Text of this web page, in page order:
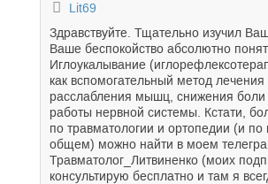
Lit69
Здравствуйте. Тщательно изучил
Ваше беспокойство абсолютно
Иглоукалывание
как вспомогательный метод лечения
расслабления мышц, снижения боли
работы нервной системы. Кстати,
по травматологии и ортопедии (и
общем) можно найти в моем
Травматолог_Литвиненко (моих
консультирую бесплатно и там я